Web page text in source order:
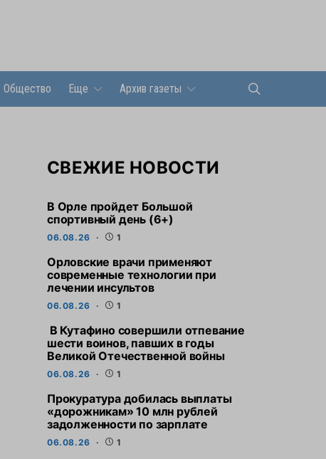
Общество Еще Архив газеты
СВЕЖИЕ НОВОСТИ
В Орле пройдет Большой
спортивный день (6+)
06.08.26 1
Орловские врачи применяют
современные технологии при
лечении инсультов
06.08.26 1
В Кутафино совершили отпевание
шести воинов, павших в годы
Великой Отечественной войны
06.08.26 1
Прокуратура добилась выплаты
«дорожникам» 10 млн рублей
задолженности по зарплате
06.08.26 1